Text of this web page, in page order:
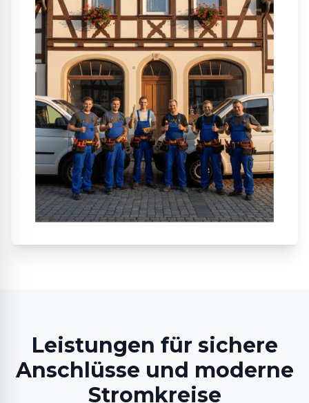
Leistungen für sichere
Anschlüsse und moderne
Stromkreise